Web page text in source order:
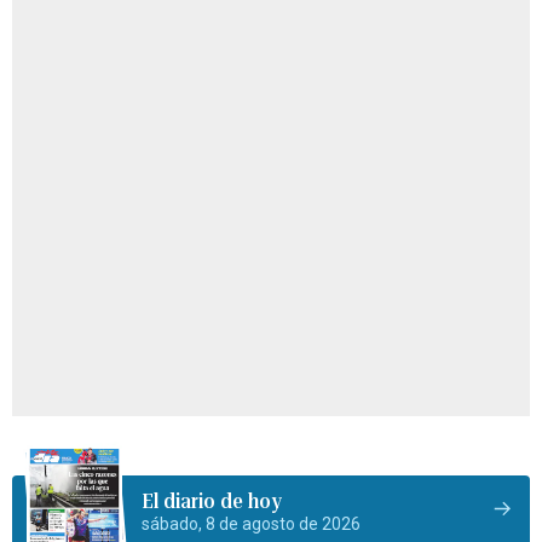
El diario de hoy
sábado, 8 de agosto de 2026